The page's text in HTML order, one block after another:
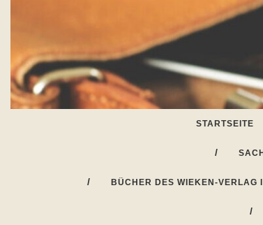
STARTSEITE
BÜCHER DES WIEKEN-VERLAG